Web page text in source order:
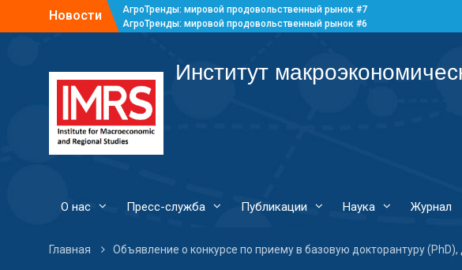
Новости
АгроТренды: мировой продовольственный рынок #7
АгроТренды: мировой продовольственный рынок #6
Институт
О нас Пресс-служба Публикации Наука Журнал
Главная Объявление о конкурсе по приему в базовую докторантуру (PhD),